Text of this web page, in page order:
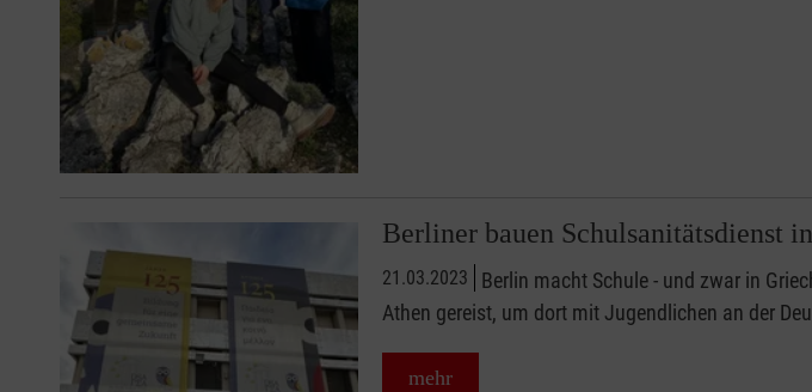
Berliner bauen Schulsanitätsdienst
21.03.2023
Berlin macht Schule - und zwar in
Athen gereist, um dort mit Jugendlichen an der
mehr